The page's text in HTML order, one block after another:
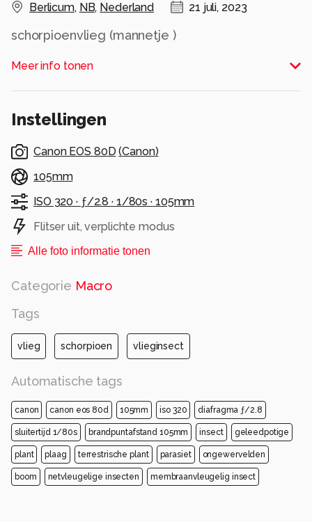
Berlicum, NB, Nederland 21 juli, 2023
schorpioenvlieg (mannetje )
Alle rechten voorbehouden
Meer info tonen
Instellingen
Canon EOS 80D (Canon)
105mm
ISO 320 · ƒ/2.8 · 1/80s · 105mm
Flitser uit, verplichte modus
Alle foto informatie tonen
Categorie Macro
Tags
vlieg schorpioen vlieginsect
Automatische tags
canon canon eos 80d 105mm iso 320 diafragma ƒ/2.8
sluitertijd 1/80s brandpuntafstand 105mm insect geleedpotige
plant plaag terrestrische plant parasiet ongewervelden
boom netvleugelige insecten membraanvleugelig insect